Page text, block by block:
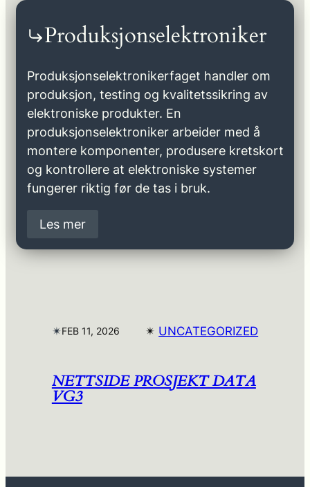
Produksjonselektroniker
Produksjonselektronikerfaget handler om
produksjon, testing og kvalitetssikring av
elektroniske produkter. En
produksjonselektroniker arbeider med å
montere komponenter, produsere kretskort
og kontrollere at elektroniske systemer
fungerer riktig før de tas i bruk.
Les mer
✴︎FEB 11, 2026 ✴︎ UNCATEGORIZED
NETTSIDE PROSJEKT DATA
VG3